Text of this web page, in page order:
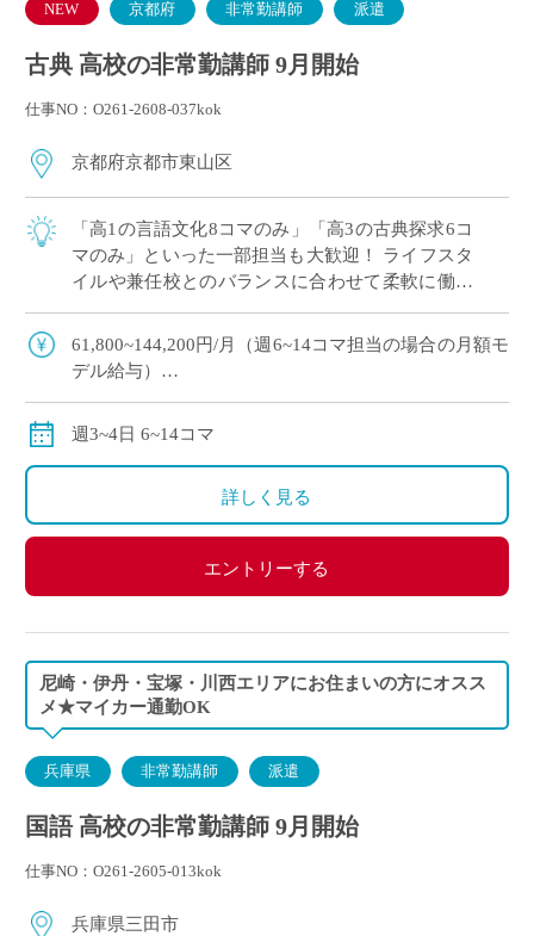
NEW 京都府 非常勤講師 派遣
古典 高校の非常勤講師 9月開始
仕事NO：O261-2608-037kok
京都府京都市東山区
「高1の言語文化8コマのみ」「高3の古典探求6コ
マのみ」といった一部担当も大歓迎！ ライフスタ
イルや兼任校とのバランスに合わせて柔軟に働け
に応じた支給）。 ご自 […]
61,800~144,200円/月（週6~14コマ担当の場合の月額モ
デル給与）
週3~4日 6~14コマ
詳しく見る
エントリーする
尼崎・伊丹・宝塚・川西エリアにお住まいの方にオスス
メ★マイカー通勤OK
兵庫県 非常勤講師 派遣
国語 高校の非常勤講師 9月開始
仕事NO：O261-2605-013kok
兵庫県三田市